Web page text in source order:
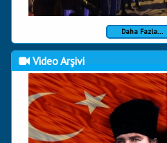
Daha Fazla...
Video Arşivi